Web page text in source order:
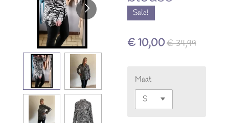
Sale!
€ 10,00€ 34,99
Maat